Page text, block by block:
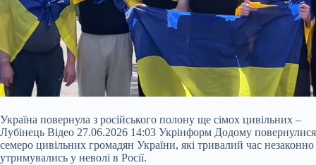
Україна повернула з російського полону ще сімох цивільних –
Лубінець Відео 27.06.2026 14:03 Укрінформ Додому повернулися
семеро цивільних громадян України, які тривалий час незаконно
утримувались у неволі в Росії.